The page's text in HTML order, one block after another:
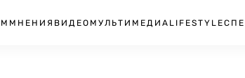
МНЕНИЯ ВИДЕО МУЛЬТИМЕДИА LIFESTYLE